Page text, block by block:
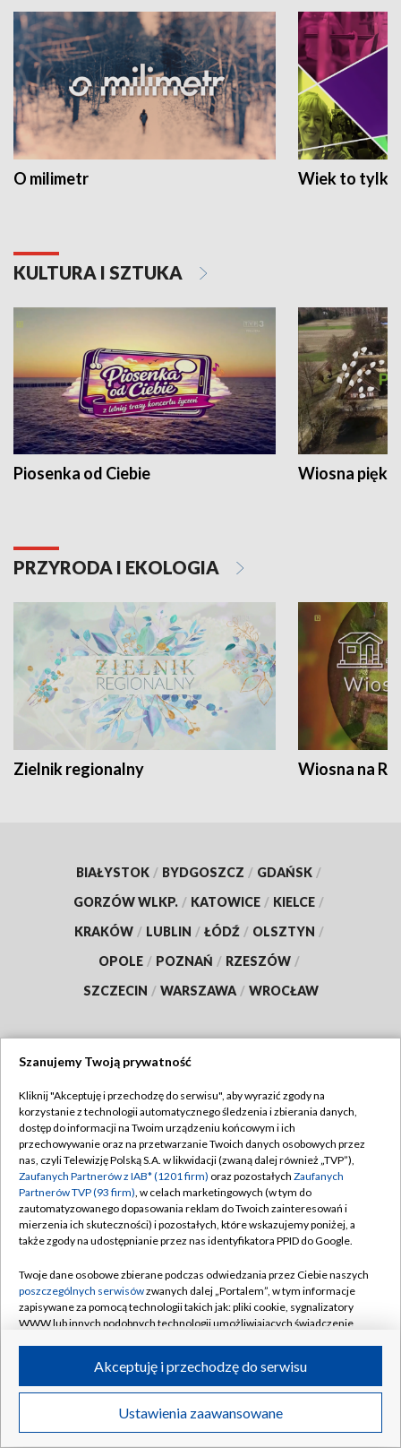
O milimetr Wiek to tylko
KULTURA I SZTUKA
Piosenka od Ciebie Wiosna
PRZYRODA I EKOLOGIA
Zielnik regionalny Wiosna na
BIAŁYSTOK / BYDGOSZCZ / GDAŃSK /
GORZÓW WLKP. / KATOWICE / KIELCE /
KRAKÓW / LUBLIN / ŁÓDŹ / OLSZTYN /
OPOLE / POZNAŃ / RZESZÓW /
SZCZECIN / WARSZAWA / WROCŁAW
TVP
Abonament TVP
Emisja w TVP
Centrum informacji TVP
Naziemna Telewizja Cyfrowa
Rada Programowa
System NOS
Informacje o nadawcy
Program dla prasy
Ogłoszenie przetargowe
Regulamin TVP
Polityka prywatności
Moje zgody
Pomoc
Kontakt
Kanały
©2026 Telewizja Polska S.A. w likwidacji
Szanujemy Twoją prywatność
Kliknij "Akceptuję i przechodzę do serwisu", aby wyrazić zgody na
korzystanie z technologii automatycznego śledzenia i zbierania danych,
dostęp do informacji na Twoim urządzeniu końcowym i ich
przechowywanie oraz na przetwarzanie Twoich danych osobowych przez
nas, czyli Telewizję Polską S.A. w likwidacji (zwaną dalej również „TVP”),
Zaufanych Partnerów z IAB* (1201 firm) oraz pozostałych Zaufanych
Partnerów TVP (93 firm), w celach marketingowych (w tym do
zautomatyzowanego dopasowania reklam do Twoich zainteresowań i
mierzenia ich skuteczności) i pozostałych, które wskazujemy poniżej, a
także zgody na udostępnianie przez nas identyfikatora PPID do Google.
Twoje dane osobowe zbierane podczas odwiedzania przez Ciebie naszych
poszczególnych serwisówzwanych dalej „Portalem”, w tym informacje
zapisywane za pomocą technologii takich jak: pliki cookie, sygnalizatory
WWW lub innych podobnych technologii umożliwiających świadczenie
ruchu w Internecie.
Twoje dane osobowe zbierane podczas odwiedzania przez Ciebie
poszczególnych serwisówna Portalu, takie jak adresy IP, identyfikatory
Ustawienia zaawansowane
Akceptuję i przechodzę do serwisu